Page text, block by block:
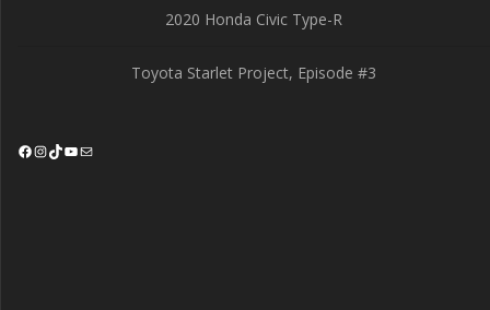
2020 Honda Civic Type-R
Toyota Starlet Project, Episode #3
Facebook
Instagram
TikTok
YouTube
Mail